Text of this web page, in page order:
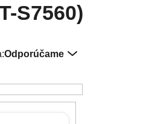
S7560)
Odporúčame